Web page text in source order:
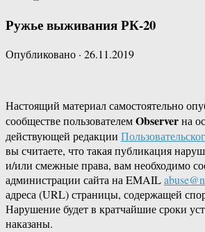
Ружье выживания РК-20
Опубликовано · 26.11.2019
Настоящий материал самостоятельно
сообществе пользователемObserverна
действующей редакции
вы считаете, что такая публикация
и/или смежные права, вам необходимо
администрации сайта на EMAIL
адреса (URL) страницы, содержащей
Нарушение будет в кратчайшие сроки
наказаны.